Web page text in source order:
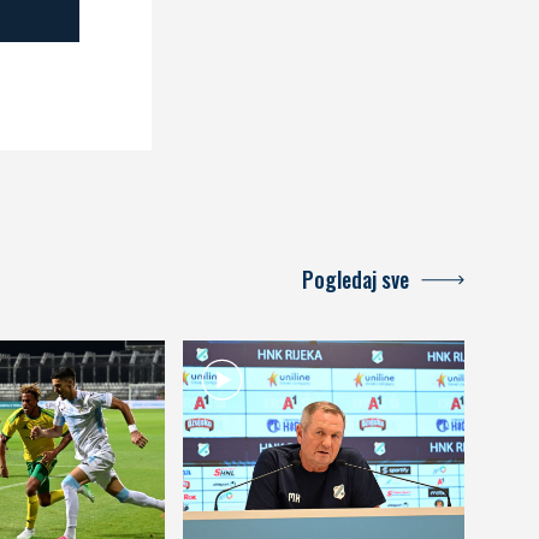
Pogledaj sve